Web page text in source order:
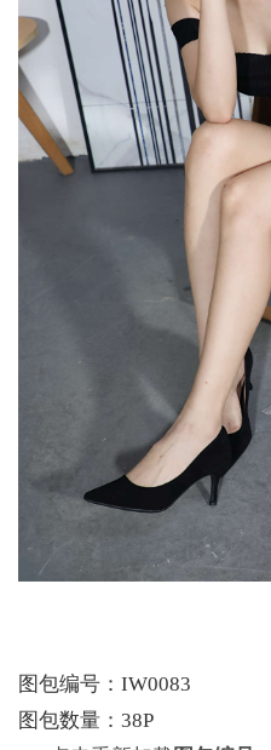
图包编号：IW0083
图包数量：38P